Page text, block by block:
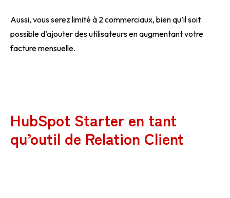
Aussi, vous serez limité à 2 commerciaux, bien qu’il soit
possible d’ajouter des utilisateurs en augmentant votre
facture mensuelle.
HubSpot Starter en tant
qu’outil de Relation Client